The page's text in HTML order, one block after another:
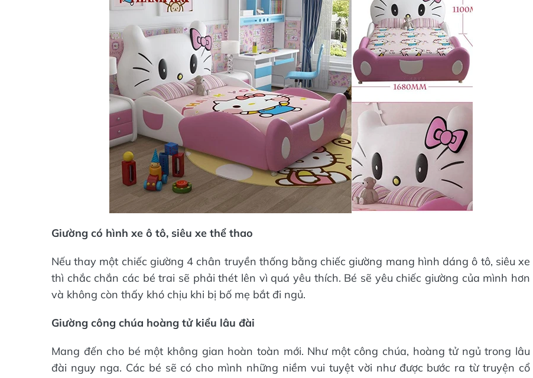
Giường có hình xe ô tô, siêu xe thể thao
Nếu thay một chiếc giường 4 chân truyền thống bằng chiếc giường mang hình dáng ô tô, siêu xe
thì chắc chắn các bé trai sẽ phải thét lên vì quá yêu thích. Bé sẽ yêu chiếc giường của mình hơn
và không còn thấy khó chịu khi bị bố mẹ bắt đi ngủ.
Giường công chúa hoàng tử kiểu lâu đài
Mang đến cho bé một không gian hoàn toàn mới. Như một công chúa, hoàng tử ngủ trong lâu
đài nguy nga. Các bé sẽ có cho mình những niềm vui tuyệt vời như được bước ra từ truyện cổ